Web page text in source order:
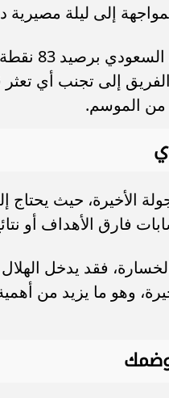
إلى ليلة
ويتصدر
إلى تجنب أي تعثر
من الموسم.
الأخيرة، حيث
فارق الأهداف أو
الخسارة، فقد يدخل
وهو ما يزيد من
وضمك